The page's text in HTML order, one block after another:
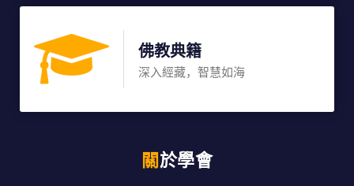
佛教典籍
深入經藏，智慧如海
關於學會